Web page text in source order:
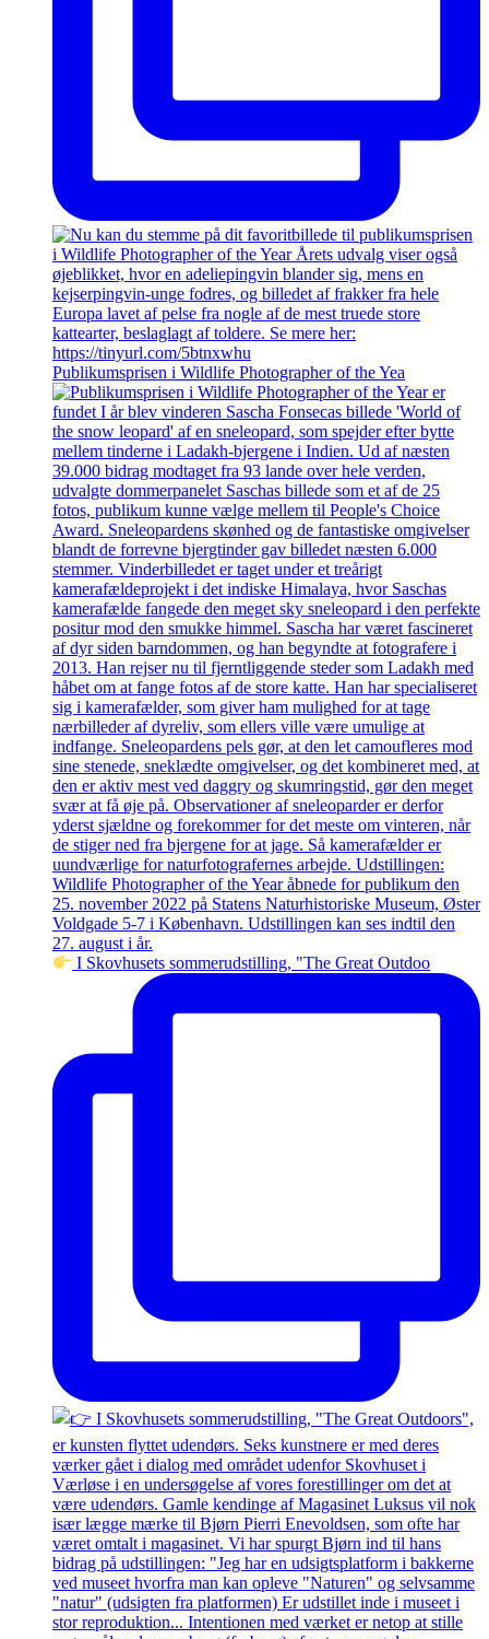
Publikumsprisen i Wildlife Photographer of the Yea
I Skovhusets sommerudstilling, "The Great Outdoo